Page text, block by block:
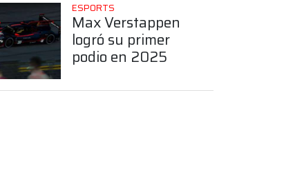
ESPORTS
Max Verstappen
logró su primer
podio en 2025